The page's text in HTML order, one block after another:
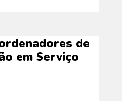
de
em Serviço